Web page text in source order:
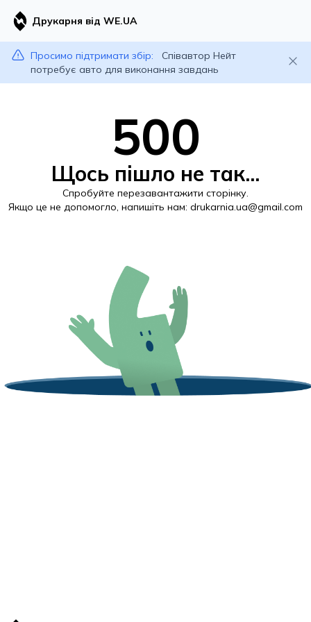
Друкарня від WE.UA
Просимо підтримати збір:
Співавтор Нейт
потребує авто для виконання завдань
500
Щось пішло не так...
Спробуйте перезавантажити сторінку.
Якщо це не допомогло, напишіть нам: drukarnia.ua@gmail.com